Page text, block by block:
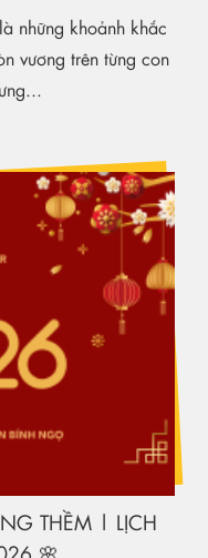
những khoảnh khắc
vương trên từng con
THỀM | LỊCH